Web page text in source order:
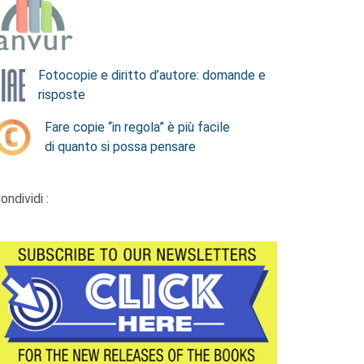
Fotocopie e diritto d’autore: domande e
risposte
Fare copie “in regola” è più facile
di quanto si possa pensare
: